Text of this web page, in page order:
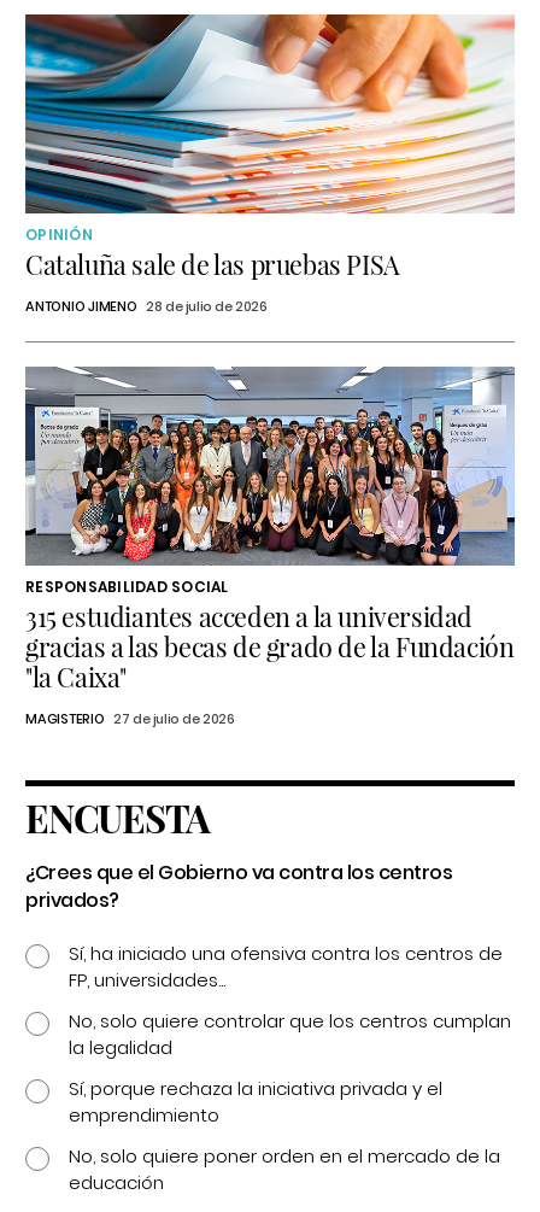
OPINIÓN
Cataluña sale de las pruebas PISA
ANTONIO JIMENO 28 de julio de 2026
RESPONSABILIDAD SOCIAL
315 estudiantes acceden a la universidad
gracias a las becas de grado de la Fundación
"la Caixa"
MAGISTERIO 27 de julio de 2026
ENCUESTA
¿Crees que el Gobierno va contra los centros
privados?
Sí, ha iniciado una ofensiva contra los centros de
FP, universidades...
No, solo quiere controlar que los centros cumplan
la legalidad
Sí, porque rechaza la iniciativa privada y el
emprendimiento
No, solo quiere poner orden en el mercado de la
educación